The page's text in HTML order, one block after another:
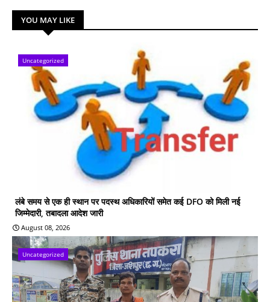
YOU MAY LIKE
Uncategorized
लंबे समय से एक ही स्थान पर पदस्थ अधिकारियों समेत कई DFO को मिली नई
जिम्मेदारी, तबादला आदेश जारी
August 08, 2026
Uncategorized